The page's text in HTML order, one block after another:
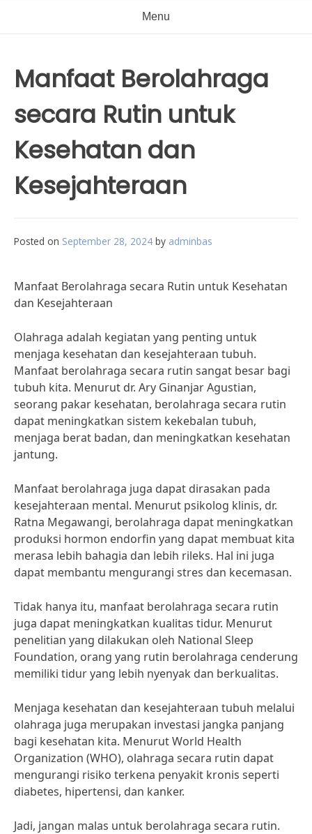
Menu
Manfaat Berolahraga
secara Rutin untuk
Kesehatan dan
Kesejahteraan
Posted on September 28, 2024 by adminbas
Manfaat Berolahraga secara Rutin untuk Kesehatan
dan Kesejahteraan
Olahraga adalah kegiatan yang penting untuk
menjaga kesehatan dan kesejahteraan tubuh.
Manfaat berolahraga secara rutin sangat besar bagi
tubuh kita. Menurut dr. Ary Ginanjar Agustian,
seorang pakar kesehatan, berolahraga secara rutin
dapat meningkatkan sistem kekebalan tubuh,
menjaga berat badan, dan meningkatkan kesehatan
jantung.
Manfaat berolahraga juga dapat dirasakan pada
kesejahteraan mental. Menurut psikolog klinis, dr.
Ratna Megawangi, berolahraga dapat meningkatkan
produksi hormon endorfin yang dapat membuat kita
merasa lebih bahagia dan lebih rileks. Hal ini juga
dapat membantu mengurangi stres dan kecemasan.
Tidak hanya itu, manfaat berolahraga secara rutin
juga dapat meningkatkan kualitas tidur. Menurut
penelitian yang dilakukan oleh National Sleep
Foundation, orang yang rutin berolahraga cenderung
memiliki tidur yang lebih nyenyak dan berkualitas.
Menjaga kesehatan dan kesejahteraan tubuh melalui
olahraga juga merupakan investasi jangka panjang
bagi kesehatan kita. Menurut World Health
Organization (WHO), olahraga secara rutin dapat
mengurangi risiko terkena penyakit kronis seperti
diabetes, hipertensi, dan kanker.
Jadi, jangan malas untuk berolahraga secara rutin.